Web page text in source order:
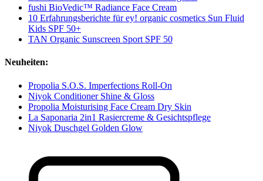
fushi BioVedic™ Radiance Face Cream
10 Erfahrungsberichte für ey! organic cosmetics Sun Fluid
Kids SPF 50+
TAN Organic Sunscreen Sport SPF 50
Neuheiten:
Propolia S.O.S. Imperfections Roll-On
Niyok Conditioner Shine & Gloss
Propolia Moisturising Face Cream Dry Skin
La Saponaria 2in1 Rasiercreme & Gesichtspflege
Niyok Duschgel Golden Glow